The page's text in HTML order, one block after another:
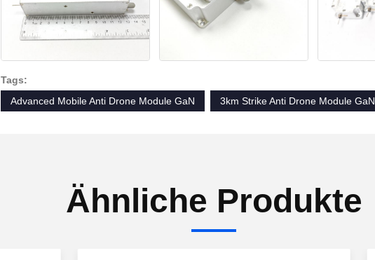
Tags:
Advanced Mobile Anti Drone Module GaN
3km Strike Anti Drone Module GaN
Ähnliche Produkte